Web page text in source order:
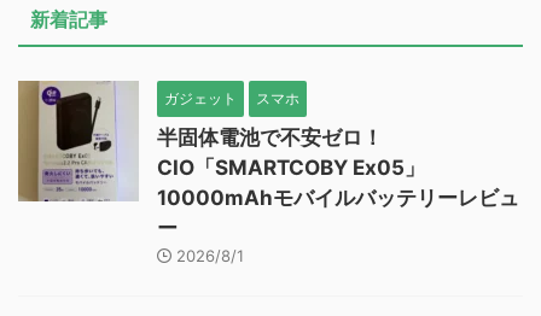
新着記事
ガジェット スマホ
半固体電池で不安ゼロ！
CIO「SMARTCOBY Ex05」
10000mAhモバイルバッテリーレビュ
ー
2026/8/1